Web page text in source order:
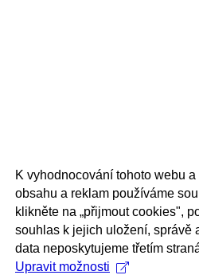
K vyhodnocování tohoto webu
obsahu a reklam používáme
klikněte na „přijmout cookies",
souhlas k jejich uložení, správě
data neposkytujeme třetím
Upravit možnosti